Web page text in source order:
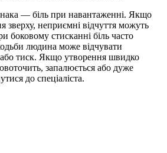
— біль при навантаженні. Якщо
зверху, неприємні відчуття можуть
боковому стисканні біль часто
людина може відчувати
тиск. Якщо утворення швидко
запалюється або дуже
до спеціаліста.